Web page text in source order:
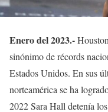
Enero del 2023.-
sinónimo de récords
Estados Unidos. En sus
norteamérica se ha
2022 Sara Hall detenía